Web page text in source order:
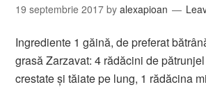
19 septembrie 2017 byalexapioan
Ingrediente 1 găină, de preferat
grasă Zarzavat: 4 rădăcini de
crestate şi tăiate pe lung, 1 rădăcina